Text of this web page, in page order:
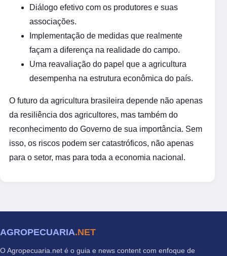
Diálogo efetivo com os produtores e suas
associações.
Implementação de medidas que realmente
façam a diferença na realidade do campo.
Uma reavaliação do papel que a agricultura
desempenha na estrutura econômica do país.
O futuro da agricultura brasileira depende não apenas
da resiliência dos agricultores, mas também do
reconhecimento do Governo de sua importância. Sem
isso, os riscos podem ser catastróficos, não apenas
para o setor, mas para toda a economia nacional.
AGROPECUARIA.NET
O Agropecuaria.net é o guia e news content com enfoque de